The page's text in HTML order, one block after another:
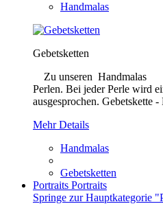
Handmalas
Gebetsketten
Zu unseren Handmalas
Perlen. Bei jeder Perle wird
ausgesprochen. Gebetskette
Mehr Details
Handmalas
Gebetsketten
Portraits Portraits
Springe zur Hauptkategorie